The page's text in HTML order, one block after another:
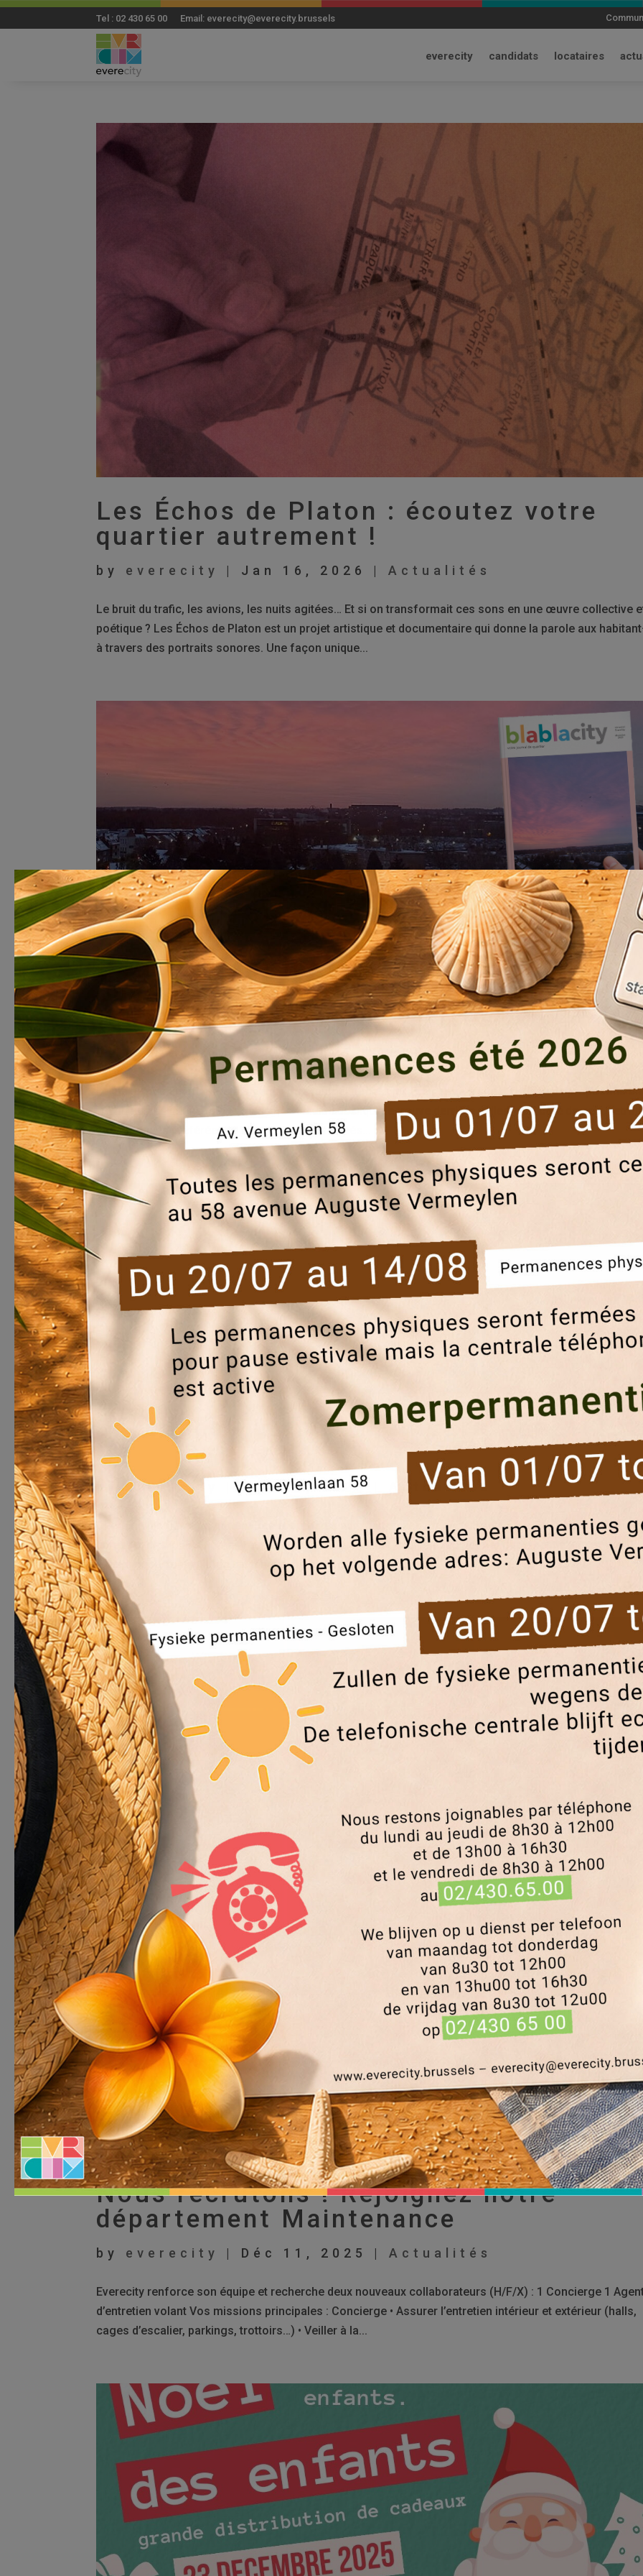
Tel : 02 430 65 00 Email: everecity@everecity.brussels
everecity candidats locataires
Les Échos de Platon : écoutez votre
quartier autrement !
by everecity | Jan 16, 2026 |Actualités
Le bruit du trafic, les avions, les nuits agitées… Et si on transformait ces sons en une œuvre collective
poétique ? Les Échos de Platon est un projet artistique et documentaire qui donne la parole aux
à travers des portraits sonores. Une façon unique...
L’Hiver s’est installée dans nos
quartiers tout comme le BlaBlaCity
toutes les boîtes aux lettres
by everecity|Jan 9, 2026 |Actualités
La vie de nos quartiers repris dans votre journal trimestriel. Pour cette édition, nous vous proposons un
focus sur les interventions techniques mais aussi qui se trouve derrière celles-ci. A côté de cela,
vos rubriques préférées et bien d’autres actualités...
Joyeuses Fêtes et Meilleure Année
!
byeverecity |Déc 22, 2025| Actualités
Chers collaborateurs, partenaires et autorités administratives, En cette fin d’année, nous tenons à vous
adresser nos plus sincères remerciements. Merci à nos équipes pour leur engagement et leur travail
exceptionnel tout au long de l’année, à nos partenaires pour les...
Nous recrutons ! Rejoignez notre
département Maintenance
by everecity | Déc 11, 2025 |Actualités
Everecity renforce son équipe et recherche deux nouveaux collaborateurs (H/F/X) : 1 Concierge 1
d’entretien volant Vos missions principales : Concierge • Assurer l’entretien intérieur et extérieur (halls,
cages d’escalier, parkings, trottoirs…) • Veiller à la...
modal-check